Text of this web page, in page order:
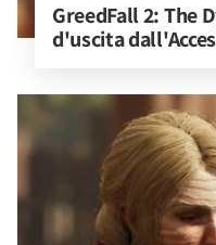
GreedFall 2: The
d'uscita